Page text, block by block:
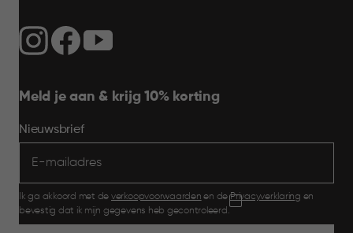
Meld je aan & krijg 10% korting
Nieuwsbrief
Ik ga akkoord met de verkoopvoorwaarden en dePrivacyverklaring en
bevestig dat ik mijn gegevens heb gecontroleerd.